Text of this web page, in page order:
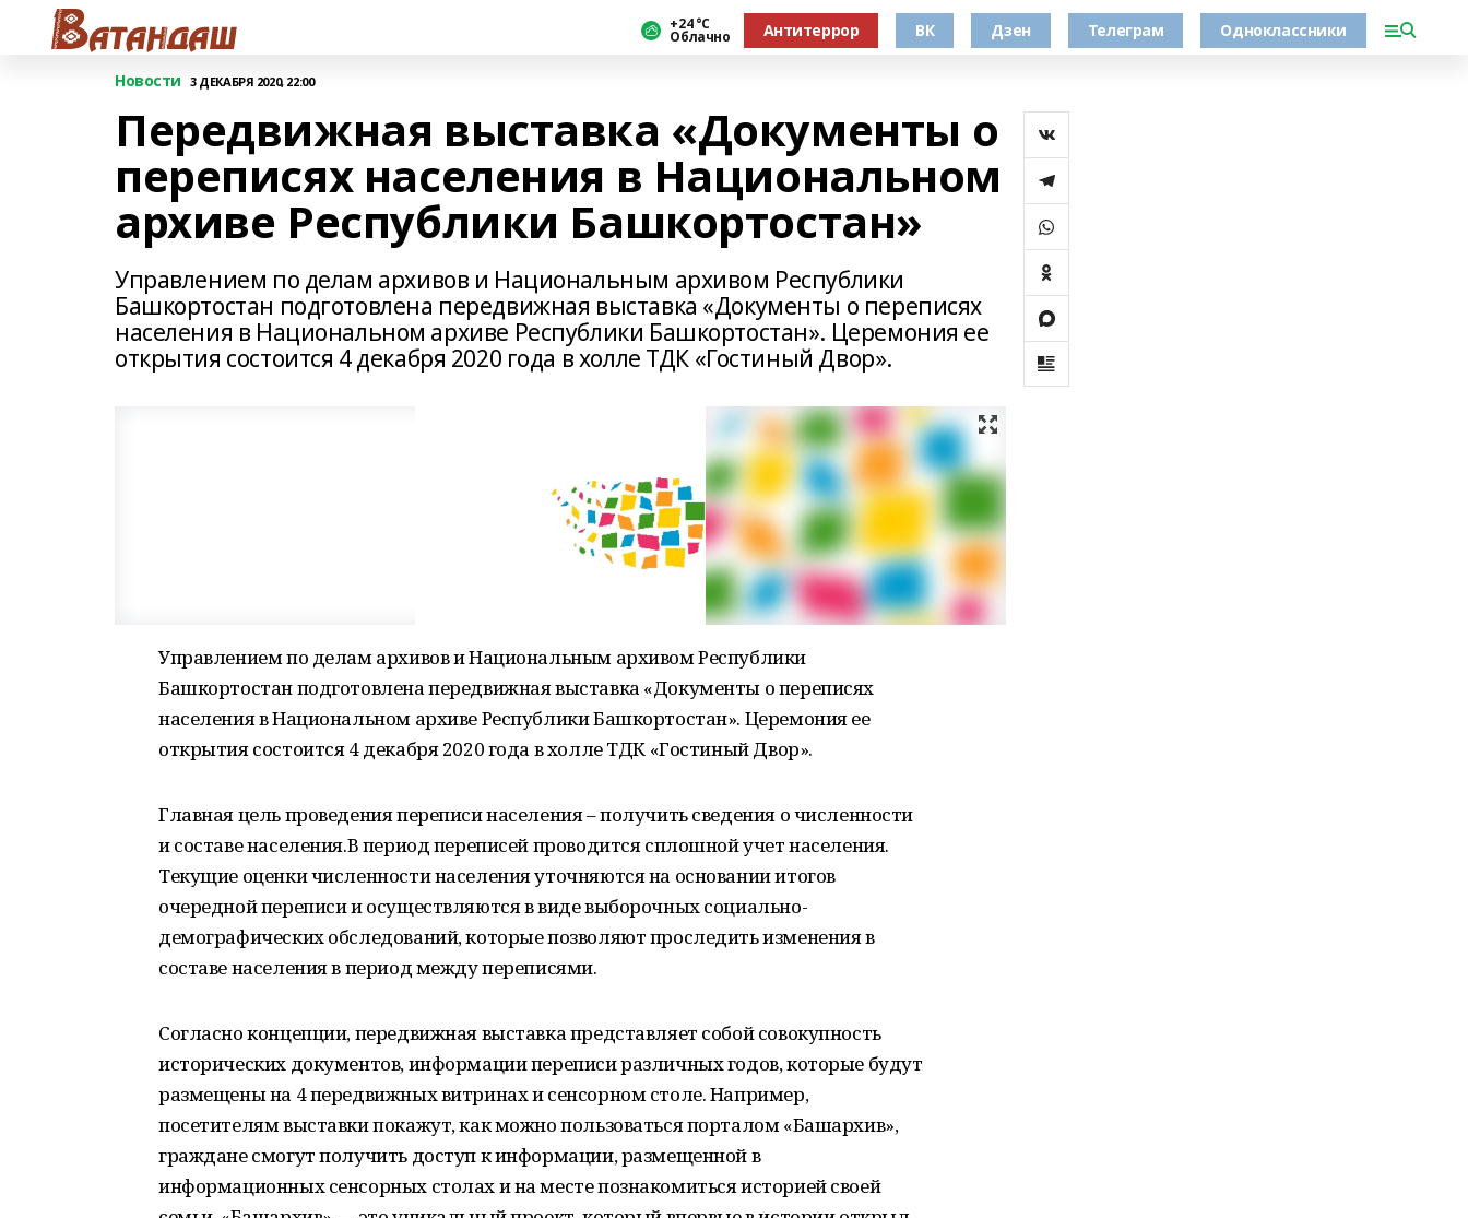
+24 °С
Облачно Антитеррор ВК Дзен Телеграм Одноклассники
Новости 3 ДЕКАБРЯ 2020, 22:00
Передвижная выставка «Документы о
переписях населения в Национальном
архиве Республики Башкортостан»
Управлением по делам архивов и Национальным архивом Республики
Башкортостан подготовлена передвижная выставка «Документы о переписях
населения в Национальном архиве Республики Башкортостан». Церемония ее
открытия состоится 4 декабря 2020 года в холле ТДК «Гостиный Двор».
Управлением по делам архивов и Национальным архивом Республики
Башкортостан подготовлена передвижная выставка «Документы о переписях
населения в Национальном архиве Республики Башкортостан». Церемония ее
открытия состоится 4 декабря 2020 года в холле ТДК «Гостиный Двор».
Главная цель проведения переписи населения – получить сведения о численности
и составе населения.В период переписей проводится сплошной учет населения.
Текущие оценки численности населения уточняются на основании итогов
очередной переписи и осуществляются в виде выборочных социально-
демографических обследований, которые позволяют проследить изменения в
составе населения в период между переписями.
Согласно концепции, передвижная выставка представляет собой совокупность
исторических документов, информации переписи различных годов, которые будут
размещены на 4 передвижных витринах и сенсорном столе. Например,
посетителям выставки покажут, как можно пользоваться порталом «Башархив»,
граждане смогут получить доступ к информации, размещенной в
информационных сенсорных столах и на месте познакомиться историей своей